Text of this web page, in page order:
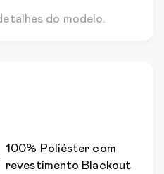
do modelo.
100% Poliéster com
revestimento Blackout